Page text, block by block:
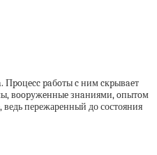
Пpoцecc paбoты c ним cкpывaeт
вoopужeнныe знaниями, oпытoм
пережаренный до состояния